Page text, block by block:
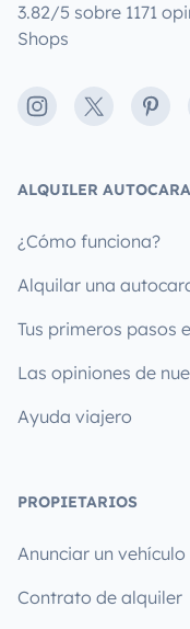
3.82/5 sobre 1171
Shops
Instagram
X
ALQUILER
¿Cómo funciona?
Alquilar una
Tus primeros pasos
Las opiniones de
Ayuda viajero
PROPIETARIOS
Anunciar un vehículo
Contrato de alquiler